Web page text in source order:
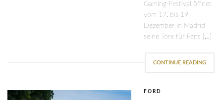
Gaming-Festival öffnet
vom 17. bis 19.
Dezember in Madrid
seine Tore für Fans […]
CONTINUE READING
FORD